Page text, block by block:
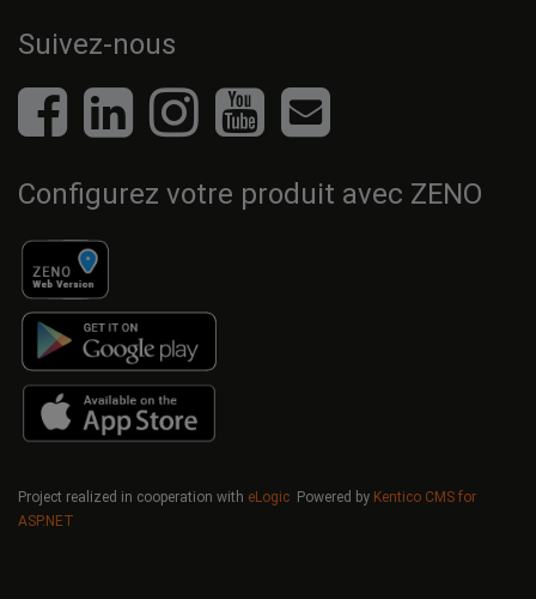
Suivez-nous
Configurez votre produit avec ZENO
Project realized in cooperation with eLogic Powered by Kentico CMS for
ASP.NET